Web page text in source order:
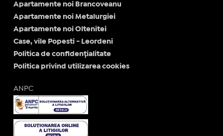
Apartamente noi Brancoveanu
Apartamente noi Metalurgiei
Apartamente noi Oltenitei
Case, vile Popesti - Leordeni
Politica de confidențialitate
Politica privind utilizarea cookies
ANPC